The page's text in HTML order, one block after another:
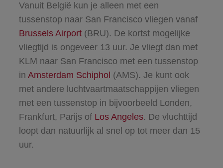
Vanuit België kun je alleen met een
tussenstop naar San Francisco vliegen vanaf
Brussels Airport(BRU). De kortst mogelijke
vliegtijd is ongeveer 13 uur. Je vliegt dan met
KLM naar San Francisco met een tussenstop
in Amsterdam Schiphol (AMS). Je kunt ook
met andere luchtvaartmaatschappijen vliegen
met een tussenstop in bijvoorbeeld Londen,
Frankfurt, Parijs of Los Angeles. De vluchttijd
loopt dan natuurlijk al snel op tot meer dan 15
uur.